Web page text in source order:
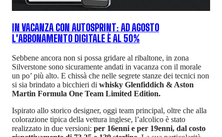
IN VACANZA CON AUTOSPRINT: AD AGOSTO
L'ABBONAMENTO DIGITALE È AL 50%
Sebbene ancora non si possa gridare al ribaltone, in zona
Silverstone sono sicuramente andati in vacanza con il morale
un po’ più alto. E chissà che nelle segrete stanze dei tecnici non
si sia brindato a bicchieri di whisky Glenfiddich & Aston
Martin Formula One Team Limited Edition.
Ispirato allo storico designer, oggi team principal, oltre che alla
colorazione tipica della vettura inglese, l’alcolico è stato
realizzato in due versioni: per 16enni e per 19enni, dal costo